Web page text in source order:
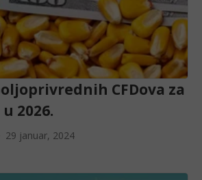
CFDova za
2026.
29 januar, 2024